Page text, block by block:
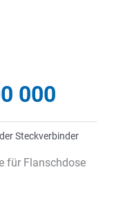
000
Steckverbinder
für Flanschdose